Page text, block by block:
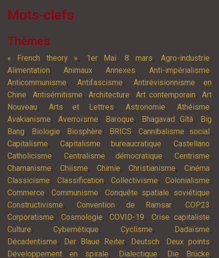
Mots-clefs
Thèmes
« French theory », 1er Mai,8 mars, Agro-industrie,
Alimentation, Animaux,Annexes,Anti-impérialisme,
Anticommunisme, Antifascisme, Antirévisionnisme en
Chine, Antisémitisme,Architecture, Art contemporain,Art
Nouveau,Arts et Lettres, Astronomie,Athéisme,
Avakianisme,Averroïsme, Baroque, Bhagavad Gîtâ,
Big
Bang, Biologie, Biosphère, BRICS,Cannibalisme social ,
Capitalisme,Capitalisme bureaucratique,Castellano,
Catholicisme,Centralisme démocratique,Centrisme,
Chamanisme, Chiisme, Chimie,Christianisme, Cinéma,
Classicisme, Classification, Collectivisme, Colonialisme,
Commerce, Communisme, Conquête spatiale soviétique,
Constructivisme, Convention de Ramsar, COP23 ,
Corporatisme, Cosmologie, COVID-19, Crise capitaliste,
Culture, Cybernétique, Cyclisme, Dadaïsme,
Décadentisme, Der Blaue Reiter, Deutsch, Deux points,
Développement en spirale, Dialectique, Die Brücke,